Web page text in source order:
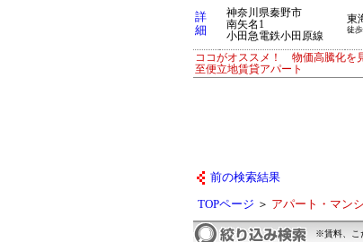
詳
細
神奈川県秦野市
南矢名1
小田急電鉄小田原線
東
徒
ココがオススメ！ 物価高騰化を
至便立地賃貸アパート
前の検索結果
TOPページ ＞ アパート・マン
※賃料、こ